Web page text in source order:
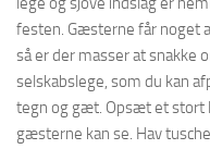
festen. Gæsterne får noget
så er der masser at snakke
selskabslege, som du kan
tegn og gæt. Opsæt et stort
gæsterne kan se. Hav